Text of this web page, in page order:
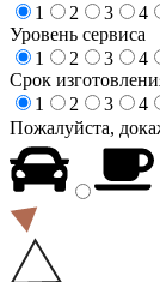
1
2 3 4
Уровень сервиса
1
2 3 4
Срок
1
2 3 4
Пожалуйста,